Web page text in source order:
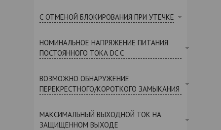
С ОТМЕНОЙ БЛОКИРОВАНИЯ ПРИ УТЕЧКЕ
НОМИНАЛЬНОЕ НАПРЯЖЕНИЕ ПИТАНИЯ
ПОСТОЯННОГО ТОКА DC С
ВОЗМОЖНО ОБНАРУЖЕНИЕ
ПЕРЕКРЕСТНОГО/КОРОТКОГО ЗАМЫКАНИЯ
МАКСИМАЛЬНЫЙ ВЫХОДНОЙ ТОК НА
ЗАЩИЩЕННОМ ВЫХОДЕ